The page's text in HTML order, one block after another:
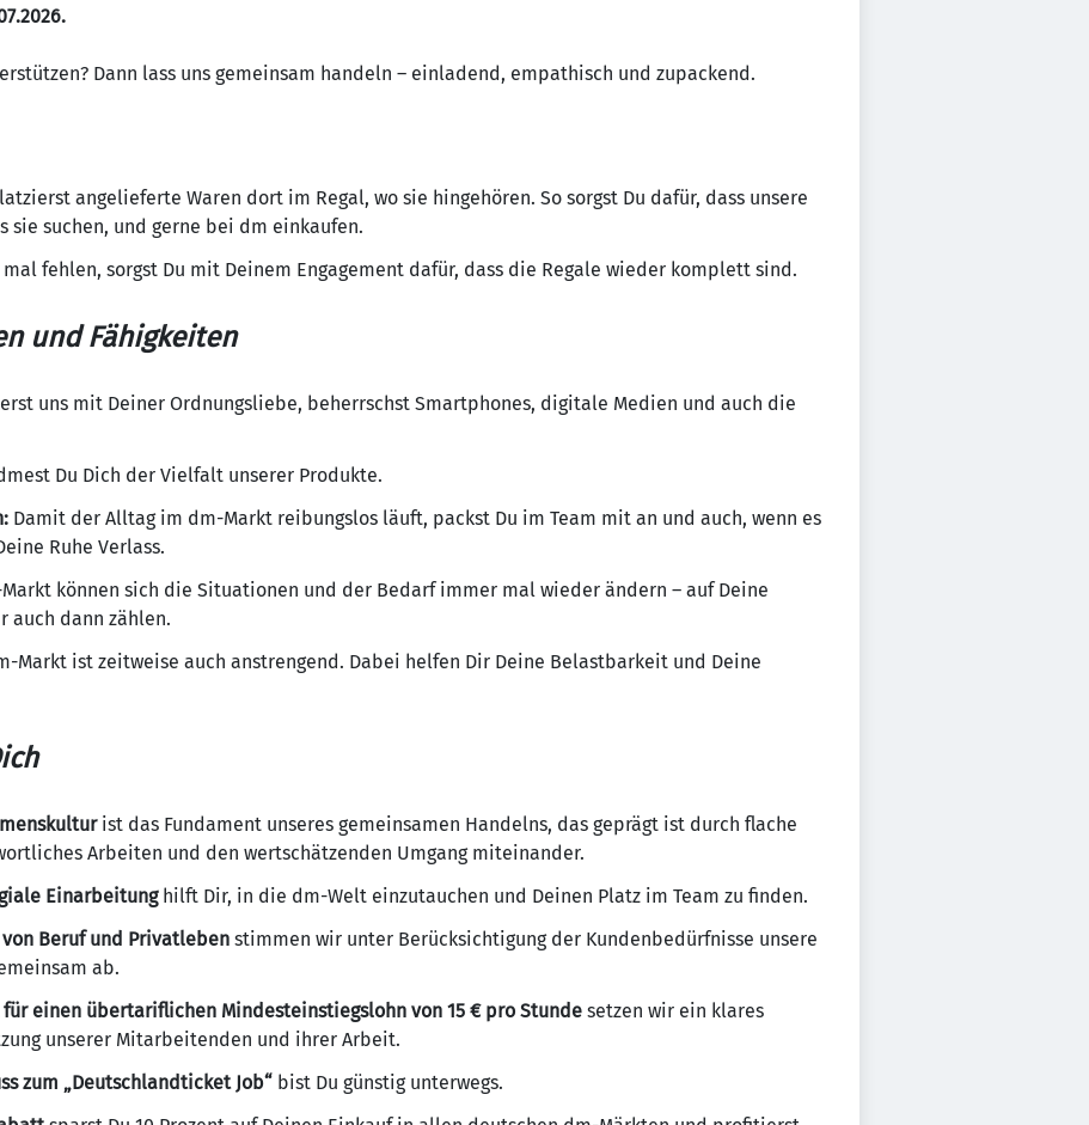
Dann lass uns gemeinsam handeln – einladend, empathisch und zupackend.
angelieferte Waren dort im Regal, wo sie hingehören. So sorgst Du dafür, dass unsere
sie suchen, und gerne bei dm einkaufen.
mal fehlen, sorgst Du mit Deinem Engagement dafür, dass die Regale wieder komplett sind.
und Fähigkeiten
uns mit Deiner Ordnungsliebe, beherrschst Smartphones, digitale Medien und auch die
Du Dich der Vielfalt unserer Produkte.
Damit der Alltag im dm-Markt reibungslos läuft, packst Du im Team mit an und auch, wenn es
Ruhe Verlass.
können sich die Situationen und der Bedarf immer mal wieder ändern – auf Deine
auch dann zählen.
Markt ist zeitweise auch anstrengend. Dabei helfen Dir Deine Belastbarkeit und Deine
ist das Fundament unseres gemeinsamen Handelns, das geprägt ist durch flache
Arbeiten und den wertschätzenden Umgang miteinander.
Einarbeitunghilft Dir, in die dm-Welt einzutauchen und Deinen Platz im Team zu finden.
Beruf und Privatleben stimmen wir unter Berücksichtigung der Kundenbedürfnisse unsere
ab.
einen übertariflichen Mindesteinstiegslohn von 15 € pro Stunde setzen wir ein klares
unserer Mitarbeitenden und ihrer Arbeit.
zum „Deutschlandticket Job“ bist Du günstig unterwegs.